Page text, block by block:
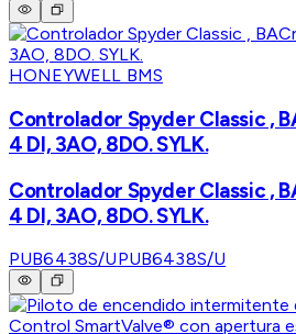
HONEYWELL BMS
Controlador Spyder Classic ,
4 DI, 3AO, 8DO. SYLK.
Controlador Spyder Classic ,
4 DI, 3AO, 8DO. SYLK.
PUB6438S/UPUB6438S/U